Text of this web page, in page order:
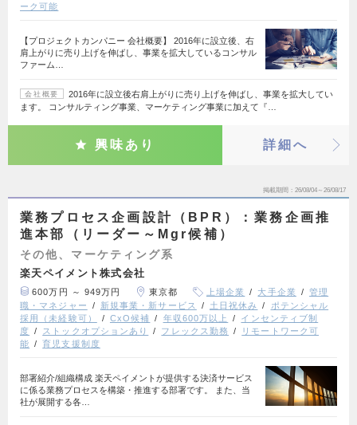
ーク可能
【プロジェクトカンパニー 会社概要】 2016年に設立後、右
肩上がりに売り上げを伸ばし、事業を拡大しているコンサル
ファーム…
会社概要
2016年に設立後右肩上がりに売り上げを伸ばし、事業を拡大してい
ます。 コンサルティング事業、マーケティング事業に加えて『…
興味あり 詳細へ
掲載期間 26/08/04～26/08/17
業務プロセス企画設計（BPR）：業務企画推
進本部（リーダー～Mgr候補）
その他、マーケティング系
楽天ペイメント株式会社
600万円 ～ 949万円 東京都 上場企業 大手企業
管理
職・マネジャー
新規事業・新サービス 土日祝休み
ポテンシャル
採用（未経験可）
CxO候補 年収600万以上
インセンティブ制
度
ストックオプションあり フレックス勤務
リモートワーク可
能
育児支援制度
部署紹介/組織構成 楽天ペイメントが提供する決済サービス
に係る業務プロセスを構築・推進する部署です。 また、当
社が展開する各…